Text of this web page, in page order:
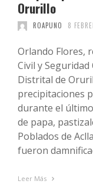
Orurillo
ROAPUNO 8
Orlando Flores,
Civil y
Distrital de
precipitaciones
durante el
de papa,
Poblados de
fueron
Leer Más